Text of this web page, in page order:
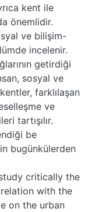
kent ile
önemlidir.
ve bilişim-
incelenir.
getirdiği
sosyal ve
farklılaşan
ve
tartışılır.
be
bugünkülerden
critically the
with the
on the urban